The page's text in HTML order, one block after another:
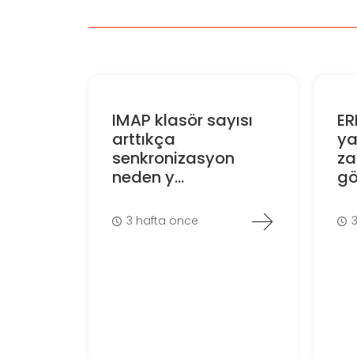
IMAP klasör sayısı
arttıkça
senkronizasyon
neden y...
3 hafta önce